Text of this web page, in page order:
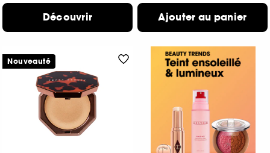
Découvrir Ajouter au panier
Nouveauté